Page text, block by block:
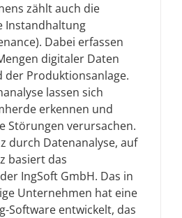
zählt auch die
Instandhaltung
Dabei erfassen
digitaler Daten
der Produktionsanlage.
lassen sich
erkennen und
Störungen verursachen.
durch Datenanalyse, auf
basiert das
IngSoft GmbH. Das in
Unternehmen hat eine
Software entwickelt, das